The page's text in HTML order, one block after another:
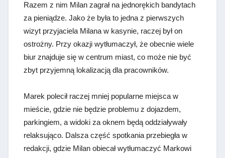
Razem z nim Milan zagrał na jednorękich bandytach
za pieniądze. Jako że była to jedna z pierwszych
wizyt przyjaciela Milana w kasynie, raczej był on
ostrożny. Przy okazji wytłumaczył, że obecnie wiele
biur znajduje się w centrum miast, co może nie być
zbyt przyjemną lokalizacją dla pracowników.
Marek polecił raczej mniej popularne miejsca w
mieście, gdzie nie będzie problemu z dojazdem,
parkingiem, a widoki za oknem będą oddziaływały
relaksująco. Dalsza część spotkania przebiegła w
redakcji, gdzie Milan obiecał wytłumaczyć Markowi